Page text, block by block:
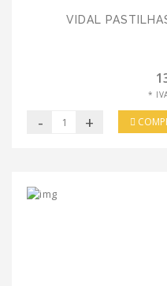
VIDAL
*
- +